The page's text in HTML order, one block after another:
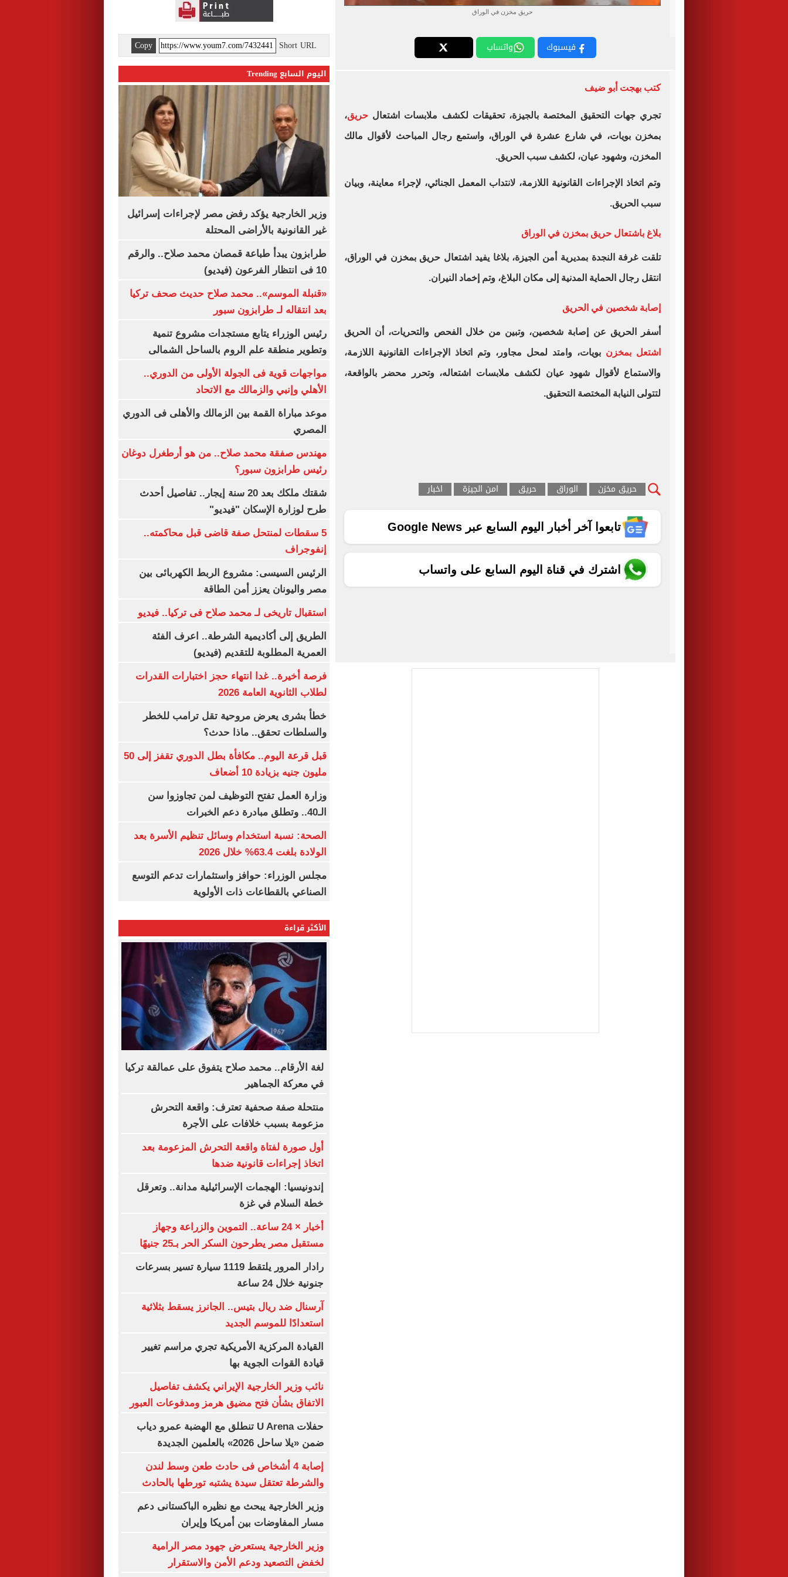
حريق مخزن في الوراق
فيسبوك واتساب
كتب بهجت أبو ضيف
تجري جهات التحقيق المختصة بالجيزة، تحقيقات لكشف ملابسات اشتعال حريق،
بمخزن بويات، في شارع عشرة في الوراق، واستمع رجال المباحث لأقوال مالك
المخزن، وشهود عيان، لكشف سبب الحريق.
وتم اتخاذ الإجراءات القانونية اللازمة، لانتداب المعمل الجنائي، لإجراء معاينة، وبيان
سبب الحريق.
بلاغ باشتعال حريق بمخزن في الوراق
تلقت غرفة النجدة بمديرية أمن الجيزة، بلاغا يفيد اشتعال حريق بمخزن في الوراق،
انتقل رجال الحماية المدنية إلى مكان البلاغ، وتم إخماد النيران.
إصابة شخصين في الحريق
أسفر الحريق عن إصابة شخصين، وتبين من خلال الفحص والتحريات، أن الحريق
اشتعل بمخزن بويات، وامتد لمحل مجاور، وتم اتخاذ الإجراءات القانونية اللازمة،
والاستماع لأقوال شهود عيان لكشف ملابسات اشتعاله، وتحرر محضر بالواقعة،
لتتولى النيابة المختصة التحقيق.
حريق مخزن الوراق حريق امن الجيزة اخبار
تابعوا آخر أخبار اليوم السابع عبر Google News
اشترك في قناة اليوم السابع على واتساب
Short URL
Copy
اليوم السابع Trending
وزير الخارجية يؤكد رفض مصر لإجراءات إسرائيل
غير القانونية بالأراضى المحتلة
طرابزون يبدأ طباعة قمصان محمد صلاح.. والرقم
10 فى انتظار الفرعون (فيديو)
«قنبلة الموسم».. محمد صلاح حديث صحف تركيا
بعد انتقاله لـ طرابزون سبور
رئيس الوزراء يتابع مستجدات مشروع تنمية
وتطوير منطقة علم الروم بالساحل الشمالى
مواجهات قوية فى الجولة الأولى من الدوري..
الأهلي وإنبي والزمالك مع الاتحاد
موعد مباراة القمة بين الزمالك والأهلى فى الدوري
المصري
مهندس صفقة محمد صلاح.. من هو أرطغرل دوغان
رئيس طرابزون سبور؟
شقتك ملكك بعد 20 سنة إيجار.. تفاصيل أحدث
طرح لوزارة الإسكان "فيديو"
5 سقطات لمنتحل صفة قاضى قبل محاكمته..
إنفوجراف
الرئيس السيسى: مشروع الربط الكهربائى بين
مصر واليونان يعزز أمن الطاقة
استقبال تاريخى لـ محمد صلاح فى تركيا.. فيديو
الطريق إلى أكاديمية الشرطة.. اعرف الفئة
العمرية المطلوبة للتقديم (فيديو)
فرصة أخيرة.. غدا انتهاء حجز اختبارات القدرات
لطلاب الثانوية العامة 2026
خطأ بشرى يعرض مروحية تقل ترامب للخطر
والسلطات تحقق.. ماذا حدث؟
قبل قرعة اليوم.. مكافأة بطل الدوري تقفز إلى 50
مليون جنيه بزيادة 10 أضعاف
وزارة العمل تفتح التوظيف لمن تجاوزوا سن
الـ40.. وتطلق مبادرة دعم الخبرات
الصحة: نسبة استخدام وسائل تنظيم الأسرة بعد
الولادة بلغت 63.4% خلال 2026
مجلس الوزراء: حوافز واستثمارات تدعم التوسع
الصناعي بالقطاعات ذات الأولوية
الأكثر قراءة
لغة الأرقام.. محمد صلاح يتفوق على عمالقة تركيا
في معركة الجماهير
منتحلة صفة صحفية تعترف: واقعة التحرش
مزعومة بسبب خلافات على الأجرة
أول صورة لفتاة واقعة التحرش المزعومة بعد
اتخاذ إجراءات قانونية ضدها
إندونيسيا: الهجمات الإسرائيلية مدانة.. وتعرقل
خطة السلام في غزة
أخبار × 24 ساعة.. التموين والزراعة وجهاز
مستقبل مصر يطرحون السكر الحر بـ25 جنيهًا
رادار المرور يلتقط 1119 سيارة تسير بسرعات
جنونية خلال 24 ساعة
آرسنال ضد ريال بتيس.. الجانرز يسقط بثلاثية
استعدادًا للموسم الجديد
القيادة المركزية الأمريكية تجري مراسم تغيير
قيادة القوات الجوية بها
نائب وزير الخارجية الإيراني يكشف تفاصيل
الاتفاق بشأن فتح مضيق هرمز ومدفوعات العبور
حفلات U Arena تنطلق مع الهضبة عمرو دياب
ضمن «يلا ساحل 2026» بالعلمين الجديدة
إصابة 4 أشخاص فى حادث طعن وسط لندن
والشرطة تعتقل سيدة يشتبه تورطها بالحادث
وزير الخارجية يبحث مع نظيره الباكستانى دعم
مسار المفاوضات بين أمريكا وإيران
وزير الخارجية يستعرض جهود مصر الرامية
لخفض التصعيد ودعم الأمن والاستقرار